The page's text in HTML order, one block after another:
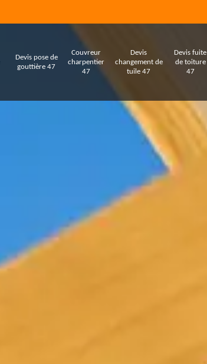
Devis pose de
gouttière 47
Couvreur
charpentier
47
Devis
changement de
tuile 47
Devis fuite
de toiture
47